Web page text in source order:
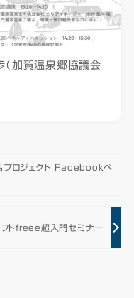
加賀温泉郷協議会
プロジェクト Facebookペ
トfreee超入門セミナー